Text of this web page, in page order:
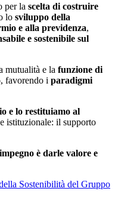
per la scelta di costruire
lo sviluppo della
e alla previdenza,
e sostenibile sul
mutualità e la funzione di
, favorendo i paradigmi
e lo restituiamo al
istituzionale: il supporto
è darle valore e
Sostenibilità del Gruppo